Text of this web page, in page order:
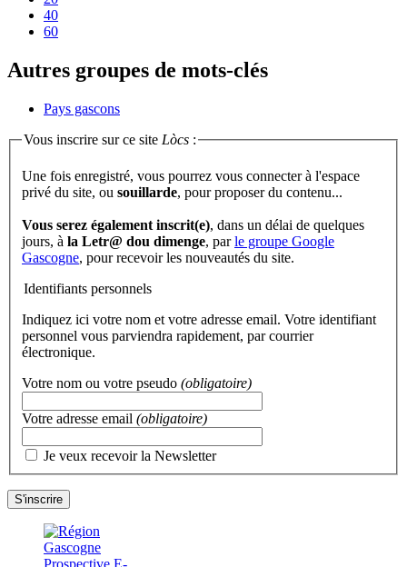
40
60
Autres groupes de mots-clés
Pays gascons
Vous inscrire sur ce site Lòcs :
Une fois enregistré, vous pourrez vous connecter à l'espace
privé du site, ou souillarde , pour proposer du contenu...
Vous serez également inscrit(e), dans un délai de quelques
jours, à la Letr@ dou dimenge, parle groupe Google
Gascogne, pour recevoir les nouveautés du site.
Identifiants personnels
Indiquez ici votre nom et votre adresse email. Votre identifiant
personnel vous parviendra rapidement, par courrier
électronique.
Votre nom ou votre pseudo (obligatoire)
Votre adresse email (obligatoire)
Je veux recevoir la Newsletter